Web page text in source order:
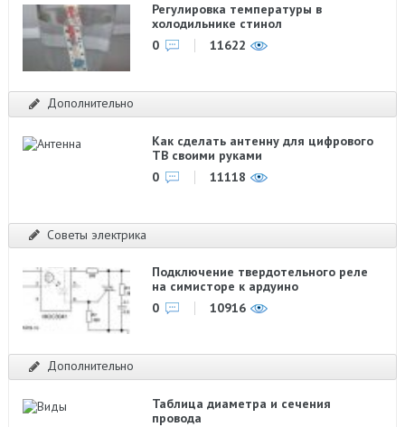
Регулировка температуры в
холодильнике стинол
0
11622
Дополнительно
Как сделать антенну для цифрового
ТВ своими руками
0
11118
Советы электрика
Подключение твердотельного реле
на симисторе к ардуино
0
10916
Дополнительно
Таблица диаметра и сечения
провода